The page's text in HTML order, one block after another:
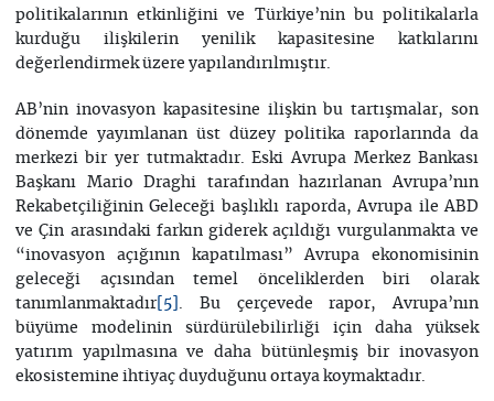
politikalarının etkinliğini ve Türkiye’nin bu politikalarla
kurduğu ilişkilerin yenilik kapasitesine katkılarını
değerlendirmek üzere yapılandırılmıştır.
AB’nin inovasyon kapasitesine ilişkin bu tartışmalar, son
dönemde yayımlanan üst düzey politika raporlarında da
merkezi bir yer tutmaktadır. Eski Avrupa Merkez Bankası
Başkanı Mario Draghi tarafından hazırlanan Avrupa’nın
Rekabetçiliğinin Geleceği başlıklı raporda, Avrupa ile ABD
ve Çin arasındaki farkın giderek açıldığı vurgulanmakta ve
“inovasyon açığının kapatılması” Avrupa ekonomisinin
geleceği açısından temel önceliklerden biri olarak
tanımlanmaktadır[5]
. Bu çerçevede rapor, Avrupa’nın
büyüme modelinin sürdürülebilirliği için daha yüksek
yatırım yapılmasına ve daha bütünleşmiş bir inovasyon
ekosistemine ihtiyaç duyduğunu ortaya koymaktadır.